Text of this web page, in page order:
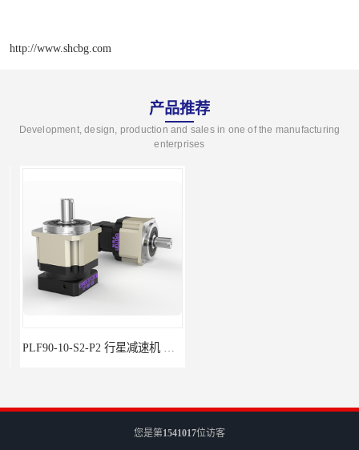
http://www.shcbg.com
产品推荐
Development, design, production and sales in one of the manufacturing
enterprises
PLF90-10-S2-P2 行星减速机 伺服减速机 步进减速机
您是第1541017位访客